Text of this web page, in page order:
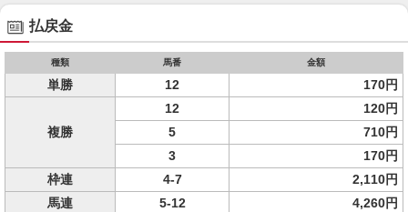
払戻金
種類 馬番 金額
単勝 12 170円
複勝
12
120円
5
710円
3
170円
枠連
4-7
2,110円
馬連
5-12 4,260円